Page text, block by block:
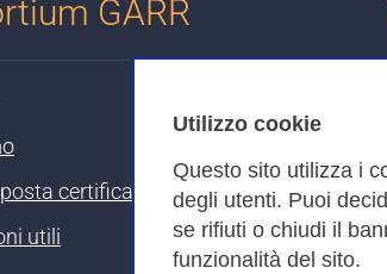
Utilizzo cookie
Questo sito utilizza i
degli utenti. Puoi
se rifiuti o chiudi il
funzionalità del sito.
GARR
certificata
utili